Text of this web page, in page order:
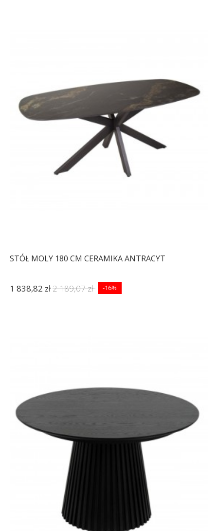
STÓŁ MOLY 180 CM CERAMIKA ANTRACYT
1 838,82 zł2 189,07 zł -16%